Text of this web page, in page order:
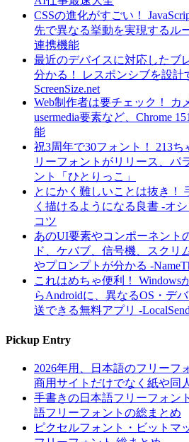
CSSの進化がすごい！
先で異なる挙動を実現するル
連携機能
最近のデバイスに対応したブ
分かる！ レスポンシブを設計
ScreenSize.net
Web制作者は要チェック！ カ
usermedia要素など、Chrome
能
祝3周年で30フォント！ 213
リーフォントがリリース、パ
ント「ひとりっこ」
とにかく難しいことは抜き！
く描けるようになる良書 -オ
コツ
あのUI要素やコンポーネント
ド、ケバブ、信号機、スクリ
やプロンプトが分かる -
これはめちゃ便利！ Windows
らAndroidに、異なるOS・デ
送できる無料アプリ -LocalSend
Pickup Entry
2026年用、日本語のフリーフ
商用サイトだけでなく紙や同
手書きの日本語フリーフォン
語フリーフォントの総まとめ
ピクセルフォント・ビットマ